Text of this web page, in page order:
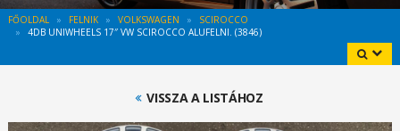
FŐOLDAL FELNIK VOLKSWAGEN
SCIROCCO
4DB UNIWHEELS 17″ VW SCIROCCO ALUFELNI. (3846)
VISSZA A LISTÁHOZ